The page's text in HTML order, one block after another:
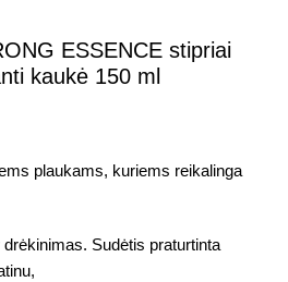
ESSENCE stipriai
kaukė 150 ml
plaukams, kuriems reikalinga
Sudėtis praturtinta